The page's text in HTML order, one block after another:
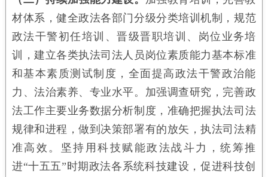
材体系，健全政法各部门分级分类培训机制，规范
政法干警初任培训、晋级晋职培训、岗位业务培
训，建立各类执法司法人员岗位素质能力基本标准
和基本素质测试制度，全面提高政法干警政治能
力、法治素养、专业水平。加强调查研究，完善政
法工作主要业务数据分析制度，准确把握执法司法
规律和进程，做到决策部署有的放矢，执法司法精
准高效。坚持用科技赋能政法战斗力，统筹推
进“十五五”时期政法各系统科技建设，促进科技创